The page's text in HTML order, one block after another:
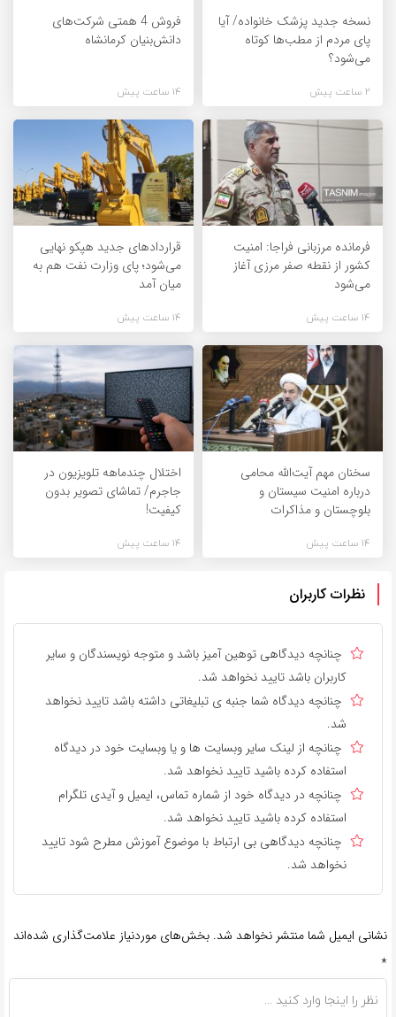
نسخه جدید پزشک خانواده/ آیا
پای مردم از مطب‌ها‌ کوتاه
می‌شود؟
2 ساعت پیش
فروش 4 همتی شرکت‌های
دانش‌بنیان کرمانشاه
14 ساعت پیش
فرمانده مرزبانی فراجا: امنیت
کشور از نقطه صفر مرزی آغاز
می‌شود
14 ساعت پیش
قراردادهای جدید هپکو نهایی
می‌شود؛ پای وزارت نفت هم به
میان آمد
14 ساعت پیش
سخنان مهم آیت‌الله محامی
درباره امنیت سیستان و
بلوچستان و مذاکرات
14 ساعت پیش
اختلال چندماهه تلویزیون در
جاجرم/ تماشای تصویر بدون
کیفیت!
14 ساعت پیش
نظرات کاربران
چنانچه دیدگاهی توهین آمیز باشد و متوجه نویسندگان و سایر
کاربران باشد تایید نخواهد شد.
چنانچه دیدگاه شما جنبه ی تبلیغاتی داشته باشد تایید نخواهد
شد.
چنانچه از لینک سایر وبسایت ها و یا وبسایت خود در دیدگاه
استفاده کرده باشید تایید نخواهد شد.
چنانچه در دیدگاه خود از شماره تماس، ایمیل و آیدی تلگرام
استفاده کرده باشید تایید نخواهد شد.
چنانچه دیدگاهی بی ارتباط با موضوع آموزش مطرح شود تایید
نخواهد شد.
نشانی ایمیل شما منتشر نخواهد شد. بخش‌های موردنیاز علامت‌گذاری شده‌اند
*